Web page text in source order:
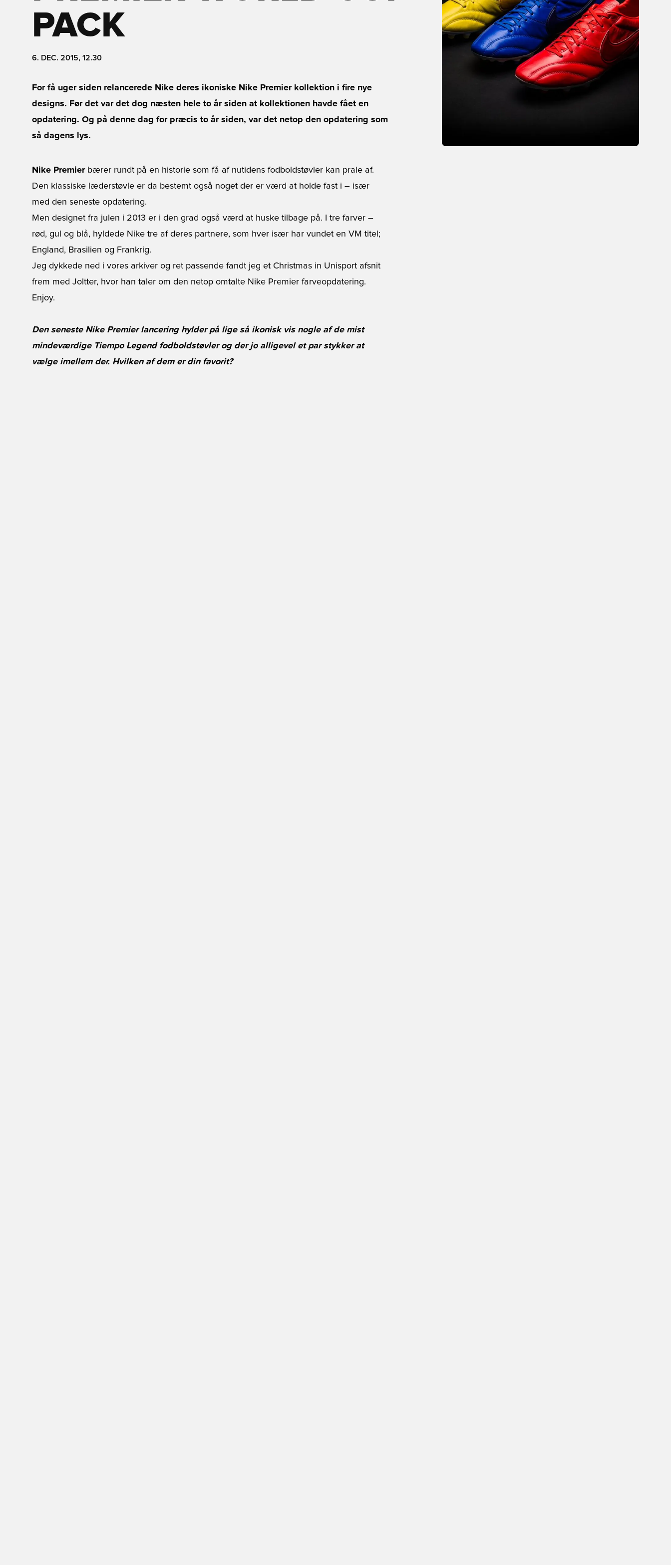
PACK
6. DEC. 2015, 12.30
For få uger siden relancerede Nike deres ikoniske Nike Premier kollektion i fire nye
designs. Før det var det dog næsten hele to år siden at kollektionen havde fået en
opdatering. Og på denne dag for præcis to år siden, var det netop den opdatering som
så dagens lys.
Nike Premierbærer rundt på en historie som få af nutidens fodboldstøvler kan prale af.
Den klassiske læderstøvle er da bestemt også noget der er værd at holde fast i – især
med den seneste opdatering.
Men designet fra julen i 2013 er i den grad også værd at huske tilbage på. I tre farver –
rød, gul og blå, hyldede Nike tre af deres partnere, som hver især har vundet en VM titel;
England, Brasilien og Frankrig.
Jeg dykkede ned i vores arkiver og ret passende fandt jeg et Christmas in Unisport afsnit
frem med Joltter, hvor han taler om den netop omtalte Nike Premier farveopdatering.
Enjoy.
Den seneste Nike Premier lancering hylder på lige så ikonisk vis nogle af de mist
mindeværdige Tiempo Legend fodboldstøvler og der jo alligevel et par stykker at
vælge imellem der. Hvilken af dem er din favorit?